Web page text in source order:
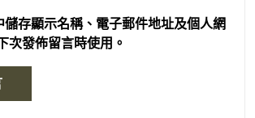
儲存顯示名稱、電子郵件地址及個人網
次發佈留言時使用。